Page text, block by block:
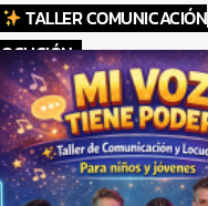
TALLER COMUNICACIÓN